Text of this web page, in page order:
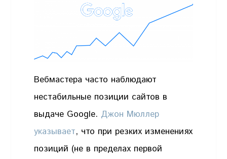
Вебмастера часто наблюдают
нестабильные позиции сайтов в
выдаче Google. Джон Мюллер
указывает, что при резких изменениях
позиций (не в пределах первой